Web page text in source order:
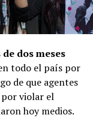
de dos meses
todo el país por
de que agentes
por violar el
hoy medios.